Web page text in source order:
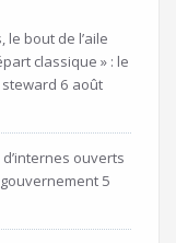
bout de l’aile
classique » : le
6 août
ouverts
5